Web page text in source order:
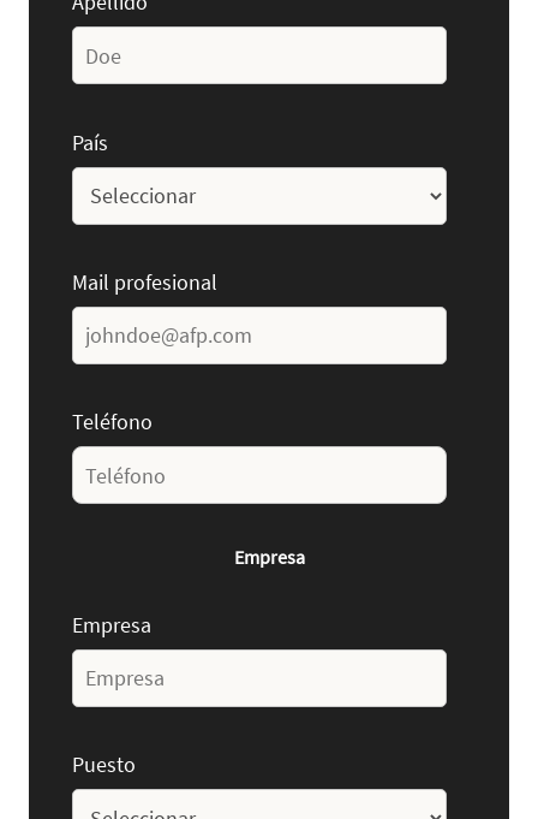
País
Mail profesional
Teléfono
Empresa
Empresa
Puesto